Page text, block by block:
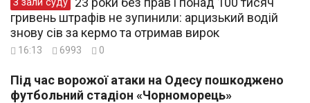
гривень штрафів не зупинили: арцизький водій
знову сів за кермо та отримав вирок
16:13 6993 0
Під час ворожої атаки на Одесу пошкоджено
футбольний стадіон «Чорноморець»